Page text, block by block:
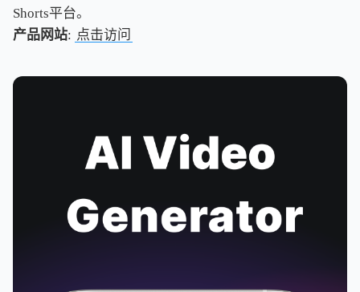
Shorts平台。
产品网站: 点击访问